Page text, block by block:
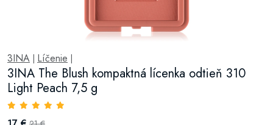
3INA Líčenie
3INA The Blush kompaktná lícenka odtieň 310
Light Peach 7,5 g